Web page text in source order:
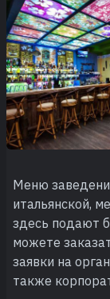
Меню
итальянской,
здесь подают
можете
заявки на
также